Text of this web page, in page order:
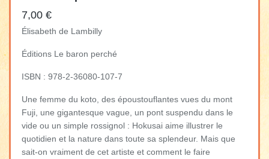
7,00 €
Élisabeth de Lambilly
Éditions Le baron perché
ISBN : 978-2-36080-107-7
Une femme du koto, des époustouflantes vues du mont
Fuji, une gigantesque vague, un pont suspendu dans le
vide ou un simple rossignol : Hokusai aime illustrer le
quotidien et la nature dans toute sa splendeur. Mais que
sait-on vraiment de cet artiste et comment le faire